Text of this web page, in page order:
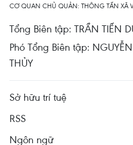
CƠ QUAN CHỦ QUẢN: THÔNG TẤN XÃ
Tổng Biên tập: TRẦN TIẾN
Phó Tổng Biên tập:
THỦY
Sở hữu trí tuệ
RSS
Ngôn ngữ